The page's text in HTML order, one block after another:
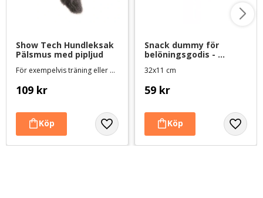
Show Tech Hundleksak
Pälsmus med pipljud
För exempelvis träning eller hundutställning
109 kr
Snack dummy för
belöningsgodis -
32x11 cm
59 kr